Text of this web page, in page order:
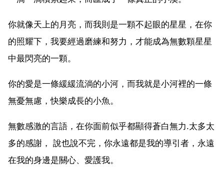
你就像天上的月亮，而我則是一顆不起眼的星星，在你
的照耀下，我要經過磨練和努力，才能成為無數顆星星
中最閃亮的一顆。
你的愛是一條緩緩流淌的小河，而我就是小河裡的一條
無憂無慮，快樂成長的小魚。
無數感激的言語，在你面前似乎都顯得蒼白無力.太多太
多的感謝， 說也說不完，你永遠都是我的導引者，永遠
在我的身邊是關心、愛護我。